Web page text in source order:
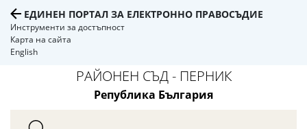
ЕДИНЕН ПОРТАЛ ЗА ЕЛЕКТРОННО ПРАВОСЪДИЕ
Инструменти за достъпност
Карта на сайта
English
РАЙОНЕН СЪД - ПЕРНИК
Република България